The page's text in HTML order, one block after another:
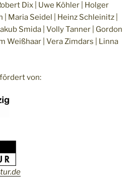
Dix | Uwe Köhler | Holger
| Maria Seidel | Heinz Schleinitz |
Smida | Volly Tanner | Gordon
Weißhaar | Vera Zimdars | Linna
von: